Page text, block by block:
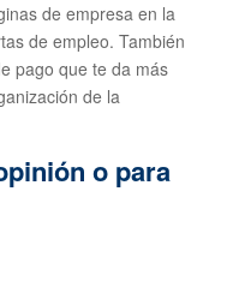
de empresa en la
de empleo. También
pago que te da más
de la
o para